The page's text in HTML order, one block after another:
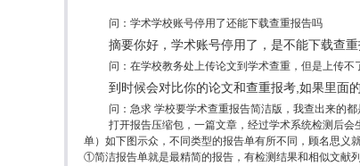
问：学术学校账号停用了还能下载查重报告吗
摘要你好，学术账号停用了，是不能下载查
问：在学校教务处上传论文到学术查重，但是上传不
到时候会对比你的论文和查重报考,如果里面
问：急求 学校要学术查重报告简洁版，我查出来的
打开报告压缩包，一篇文章，经过学术系统检测后
单）如下图示众，不同类型的报告单有所不同，顾名思义
①简洁报告单就是最精简的报告，有检测结果和相似文献列